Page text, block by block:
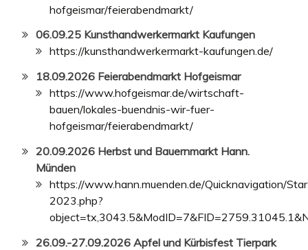
hofgeismar/feierabendmarkt/
06.09.25 Kunsthandwerkermarkt Kaufungen
https://kunsthandwerkermarkt-kaufungen.de/
18.09.2026 Feierabendmarkt Hofgeismar
https://www.hofgeismar.de/wirtschaft-
bauen/lokales-buendnis-wir-fuer-
hofgeismar/feierabendmarkt/
20.09.2026 Herbst und Bauernmarkt Hann.
Münden
https://www.hann.muenden.de/Quicknavigation/
2023.php?
26.09.-27.09.2026 Apfel und Kürbisfest Tierpark